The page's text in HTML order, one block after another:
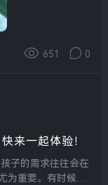
651 0
来一起体验！
为重要。有时候，